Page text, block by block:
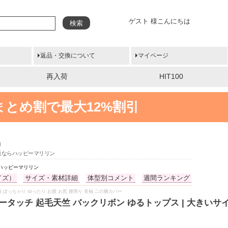
ゲスト 様こんにちは
検索
返品・交換について マイページ
再入荷 HIT100
め割で最大12%割引
らハッピーマリリン
ッピーマリリン
） サイズ・素材詳細 体型別コメント 週間ランキング
っちゃり ゆったり お腹 お尻 腰周り 長袖 二の腕カバー
タッチ 起毛天竺 バックリボン ゆるトップス | 大きいサ